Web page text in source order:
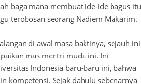
bagaimana membuat ide-ide bagus itu
terobosan seorang Nadiem Makarim.
di awal masa baktinya, sejauh ini
mas mentri muda ini. Ini
Indonesia baru-baru ini, bahwa
kompetensi. Sejak dahulu sebenarnya